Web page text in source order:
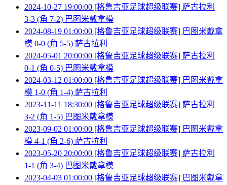
2024-10-27 19:00:00 [格鲁吉亚足球超级联赛] 萨古拉利
3-3 (角 7-2) 巴图米戴拿模
2024-08-19 01:00:00 [格鲁吉亚足球超级联赛] 巴图米戴拿
模 0-0 (角 5-5) 萨古拉利
2024-05-01 20:00:00 [格鲁吉亚足球超级联赛] 萨古拉利
0-1 (角 0-5) 巴图米戴拿模
2024-03-12 01:00:00 [格鲁吉亚足球超级联赛] 巴图米戴拿
模 1-0 (角 1-4) 萨古拉利
2023-11-11 18:30:00 [格鲁吉亚足球超级联赛] 萨古拉利
3-2 (角 1-5) 巴图米戴拿模
2023-09-02 01:00:00 [格鲁吉亚足球超级联赛] 巴图米戴拿
模 4-1 (角 2-6) 萨古拉利
2023-05-20 20:00:00 [格鲁吉亚足球超级联赛] 萨古拉利
1-1 (角 3-4) 巴图米戴拿模
2023-04-03 01:00:00 [格鲁吉亚足球超级联赛] 巴图米戴拿